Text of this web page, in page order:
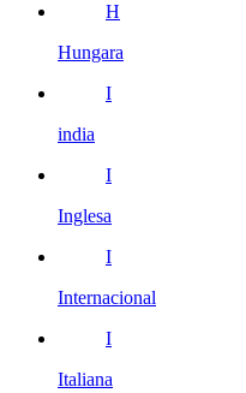
H
Hungara
I
india
I
Inglesa
I
Internacional
I
Italiana